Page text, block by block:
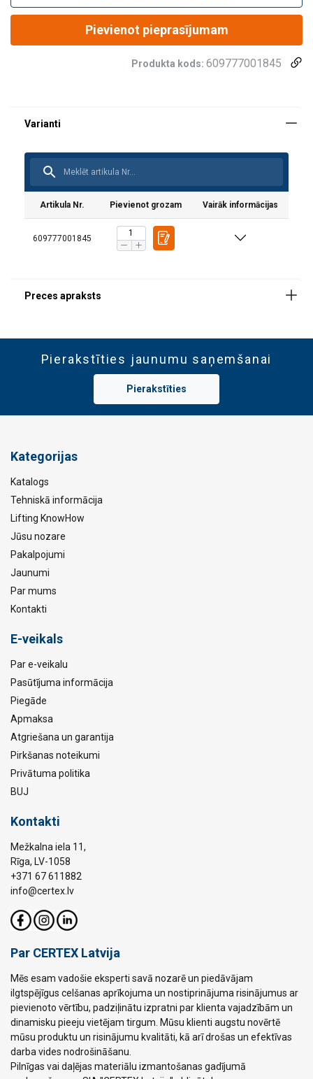
Pievienot pieprasījumam
Produkta kods: 609777001845
Artikula Nr. Pievienot grozam Vairāk informācijas
609777001845
Pierakstīties jaunumu saņemšanai
Pierakstīties
Kategorijas
Katalogs
Tehniskā informācija
Lifting KnowHow
Jūsu nozare
Pakalpojumi
Jaunumi
Par mums
Kontakti
E-veikals
Par e-veikalu
Pasūtījuma informācija
Piegāde
Apmaksa
Atgriešana un garantija
Pirkšanas noteikumi
Privātuma politika
BUJ
Kontakti
Mežkalna iela 11,
Rīga, LV-1058
+371 67 611882
info@certex.lv
Par CERTEX Latvija
Mēs esam vadošie eksperti savā nozarē un piedāvājam
ilgtspējīgus celšanas aprīkojuma un nostiprinājuma risinājumus ar
pievienoto vērtību, padziļinātu izpratni par klienta vajadzībām un
dinamisku pieeju vietējam tirgum. Mūsu klienti augstu novērtē
mūsu produktu un risinājumu kvalitāti, kā arī drošas un efektīvas
darba vides nodrošināšanu.
Pilnīgas vai daļējas materiālu izmantošanas gadījumā